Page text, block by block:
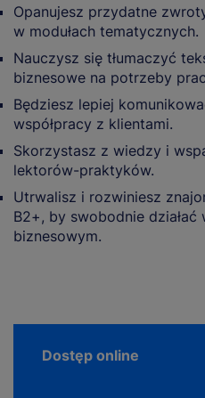
Opanujesz przydatne
w modułach tematycznych.
Nauczysz się tłumaczyć
biznesowe na potrzeby
Będziesz lepiej
współpracy z klientami.
Skorzystasz z wiedzy i
lektorów-praktyków.
Utrwalisz i rozwiniesz
B2+, by swobodnie działać
biznesowym.
Dostęp online